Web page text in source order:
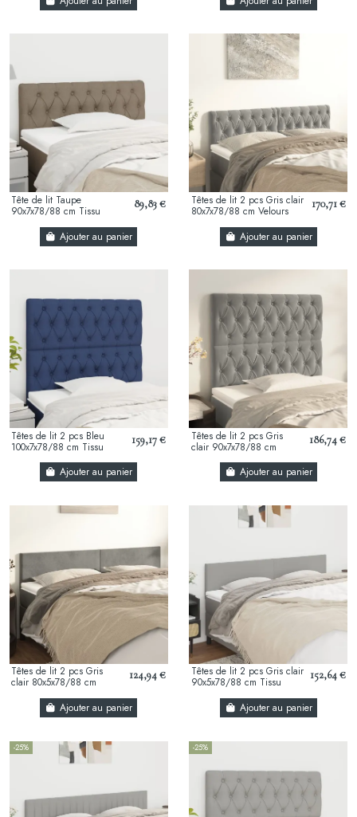
Tête de lit Taupe
90x7x78/88 cm Tissu
89,83 €
Ajouter au panier
Têtes de lit 2 pcs Gris clair
80x7x78/88 cm Velours
170,71 €
Ajouter au panier
Têtes de lit 2 pcs Bleu
100x7x78/88 cm Tissu
159,17 €
Ajouter au panier
Têtes de lit 2 pcs Gris
clair 90x7x78/88 cm
186,74 €
Ajouter au panier
Têtes de lit 2 pcs Gris
clair 80x5x78/88 cm
124,94 €
Ajouter au panier
Têtes de lit 2 pcs Gris clair
90x5x78/88 cm Tissu
152,64 €
Ajouter au panier
-25% -25%